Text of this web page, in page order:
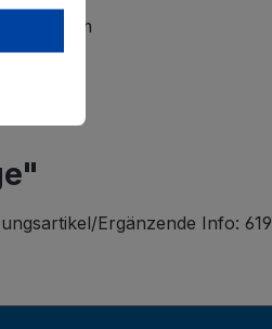
Ergänzende Info: 619